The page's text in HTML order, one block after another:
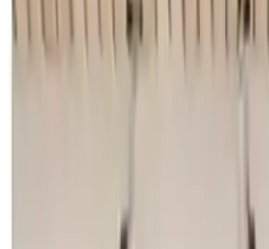
Yazarı Ziyaret Et
İlham Veren Yazılar
İlham Veren Yazılar
15 Kasım 2025